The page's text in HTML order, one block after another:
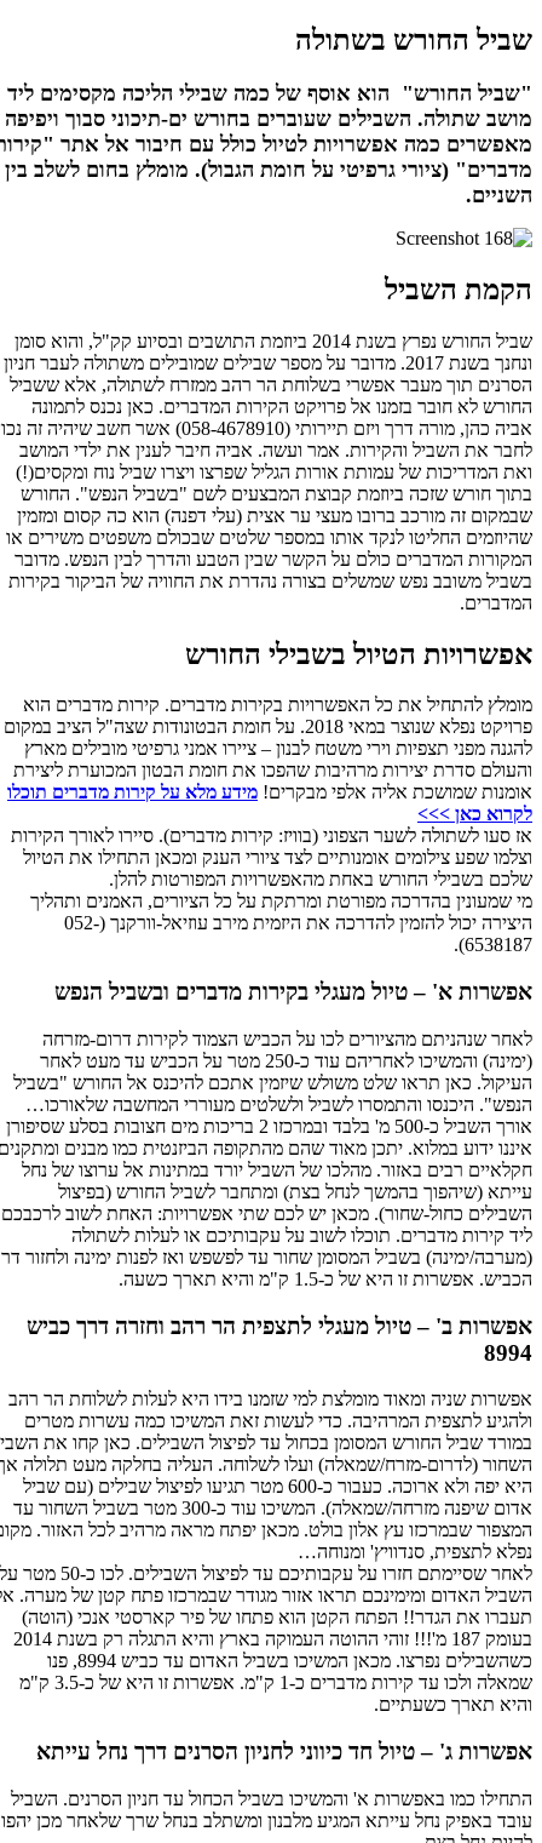
שביל החורש בשתולה
"שביל החורש" הוא אוסף של כמה שבילי הליכה מקסימים ליד
מושב שתולה. השבילים שעוברים בחורש ים-תיכוני סבוך ויפיפה
מאפשרים כמה אפשרויות לטיול כולל עם חיבור אל אתר "קירות
מדברים" (ציורי גרפיטי על חומת הגבול). מומלץ בחום לשלב בין
השניים.
הקמת השביל
שביל החורש נפרץ בשנת 2014 ביוזמת התושבים ובסיוע קק"ל, והוא סומן
ונחנך בשנת 2017. מדובר על מספר שבילים שמובילים משתולה לעבר חניון
הסרנים תוך מעבר אפשרי בשלוחת הר רהב ממזרח לשתולה, אלא ששביל
החורש לא חובר בזמנו אל פרויקט הקירות המדברים. כאן נכנס לתמונה
אביה כהן, מורה דרך ויזם תיירותי (058-4678910) אשר חשב שיהיה זה נכון
לחבר את השביל והקירות. אמר ועשה. אביה חיבר לענין את ילדי המושב
ואת המדריכות של עמותת אורות הגליל שפרצו ויצרו שביל נוח ומקסים(!)
בתוך חורש שזכה ביוזמת קבוצת המבצעים לשם "בשביל הנפש". החורש
שבמקום זה מורכב ברובו מעצי ער אצית (עלי דפנה) הוא כה קסום ומזמין
שהיוזמים החליטו לנקד אותו במספר שלטים שבכולם משפטים משירים או
המקורות המדברים כולם על הקשר שבין הטבע והדרך לבין הנפש. מדובר
בשביל משובב נפש שמשלים בצורה נהדרת את החוויה של הביקור בקירות
המדברים.
אפשרויות הטיול בשבילי החורש
מומלץ להתחיל את כל האפשרויות בקירות מדברים. קירות מדברים הוא
פרויקט נפלא שנוצר במאי 2018. על חומת הבטונודות שצה"ל הציב במקום
להגנה מפני תצפיות וירי משטח לבנון – ציירו אמני גרפיטי מובילים מארץ
והעולם סדרת יצירות מרהיבות שהפכו את חומת הבטון המכוערת ליצירת
אומנות שמושכת אליה אלפי מבקרים!מידע מלא על קירות מדברים תוכלו
לקרוא כאן >>>
אז סעו לשתולה לשער הצפוני (בוויז: קירות מדברים). סיירו לאורך הקירות
וצלמו שפע צילומים אומנותיים לצד ציורי הענק ומכאן התחילו את הטיול
שלכם בשבילי החורש באחת מהאפשרויות המפורטות להלן.
מי שמעונין בהדרכה מפורטת ומרתקת על כל הציורים, האמנים ותהליך
היצירה יכול להזמין להדרכה את היזמית מירב עוזיאל-וורקנך (052-
6538187).
אפשרות א' – טיול מעגלי בקירות מדברים ובשביל הנפש
לאחר שנהניתם מהציורים לכו על הכביש הצמוד לקירות דרום-מזרחה
(ימינה) והמשיכו לאחריהם עוד כ-250 מטר על הכביש עד מעט לאחר
העיקול. כאן תראו שלט משולש שיזמין אתכם להיכנס אל החורש "בשביל
הנפש". היכנסו והתמסרו לשביל ולשלטים מעוררי המחשבה שלאורכו…
אורך השביל כ-500 מ' בלבד ובמרכזו 2 בריכות מים חצובות בסלע שסיפורן
איננו ידוע במלוא. יתכן מאוד שהם מהתקופה הביזנטית כמו מבנים ומתקנים
חקלאיים רבים באזור. מהלכו של השביל יורד במתינות אל ערוצו של נחל
עייתא (שיהפוך בהמשך לנחל בצת) ומתחבר לשביל החורש (בפיצול
השבילים כחול-שחור). מכאן יש לכם שתי אפשרויות: האחת לשוב לרכבכם
ליד קירות מדברים. תוכלו לשוב על עקבותיכם או לעלות לשתולה
(מערבה/ימינה) בשביל המסומן שחור עד לפשפש ואז לפנות ימינה ולחזור דרך
הכביש. אפשרות זו היא של כ-1.5 ק"מ והיא תארך כשעה.
אפשרות ב' – טיול מעגלי לתצפית הר רהב וחזרה דרך כביש
8994
אפשרות שניה ומאוד מומלצת למי שזמנו בידו היא לעלות לשלוחת הר רהב
ולהגיע לתצפית המרהיבה. כדי לעשות זאת המשיכו כמה עשרות מטרים
במורד שביל החורש המסומן בכחול עד לפיצול השבילים. כאן קחו את השביל
השחור (לדרום-מזרח/שמאלה) ועלו לשלוחה. העליה בחלקה מעט תלולה אך
היא יפה ולא ארוכה. כעבור כ-600 מטר תגיעו לפיצול שבילים (עם שביל
אדום שיפנה מזרחה/שמאלה). המשיכו עוד כ-300 מטר בשביל השחור עד
המצפור שבמרכזו עץ אלון בולט. מכאן יפתח מראה מרהיב לכל האזור. מקום
נפלא לתצפית, סנדוויץ' ומנוחה…
לאחר שסיימתם חזרו על עקבותיכם עד לפיצול השבילים. לכו כ-50 מטר על
השביל האדום ומימינכם תראו אזור מגודר שבמרכזו פתח קטן של מערה. אל
תעברו את הגדר!! הפתח הקטן הוא פתחו של פיר קארסטי אנכי (הוטה)
בעומק 187 מ'!!! זוהי ההוטה העמוקה בארץ והיא התגלה רק בשנת 2014
כשהשבילים נפרצו. מכאן המשיכו בשביל האדום עד כביש 8994, פנו
שמאלה ולכו עד קירות מדברים כ-1 ק"מ. אפשרות זו היא של כ-3.5 ק"מ
והיא תארך כשעתיים.
אפשרות ג' – טיול חד כיווני לחניון הסרנים דרך נחל עייתא
התחילו כמו באפשרות א' והמשיכו בשביל הכחול עד חניון הסרנים. השביל
עובד באפיק נחל עייתא המגיע מלבנון ומשתלב בנחל שרך שלאחר מכן יהפוך